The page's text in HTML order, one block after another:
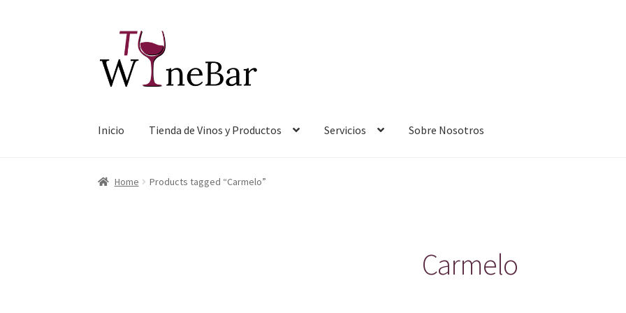
la
navegación
contenido
Inicio Tienda de Vinos y Productos Servicios Sobre Nosotros
Home Products tagged “Carmelo”
Carmelo